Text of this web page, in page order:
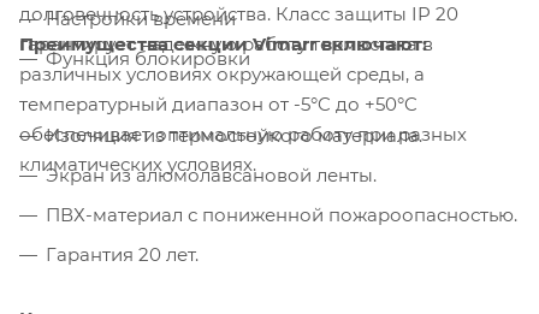
Настройки времени
Функция блокировки
долговечность устройства. Класс защиты IP 20
гарантирует надежную работу термостата в
различных условиях окружающей среды, а
температурный диапазон от -5°C до +50°C
обеспечивает оптимальную работу при разных
климатических условиях.
Преимущества секции Vimarr включают:
Изоляция из термостойкого материала.
Экран из алюмолавсановой ленты.
ПВХ-материал с пониженной пожароопасностью.
Гарантия 20 лет.